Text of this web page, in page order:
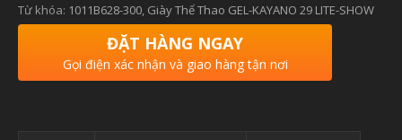
Từ khóa: 1011B628-300, Giày Thể Thao GEL-KAYANO 29 LITE-SHOW
ĐẶT HÀNG NGAY
Gọi điện xác nhận và giao hàng tận nơi